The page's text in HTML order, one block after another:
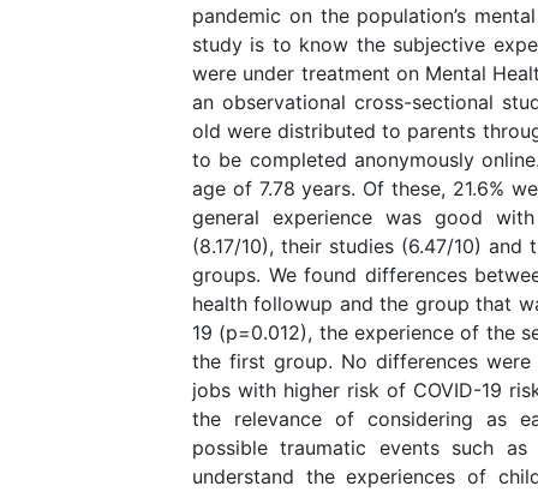
pandemic on the population’s
study is to know the subjective
were under treatment on Mental
an observational cross-sectional
old were distributed to parents
to be completed anonymously
age of 7.78 years. Of these, 21.6%
general experience was good
(8.17/10), their studies (6.47/10)
groups. We found differences
health followup and the group that
19 (p=0.012), the experience of the
the first group. No differences
jobs with higher risk of COVID-19
the relevance of considering as
possible traumatic events such
understand the experiences of